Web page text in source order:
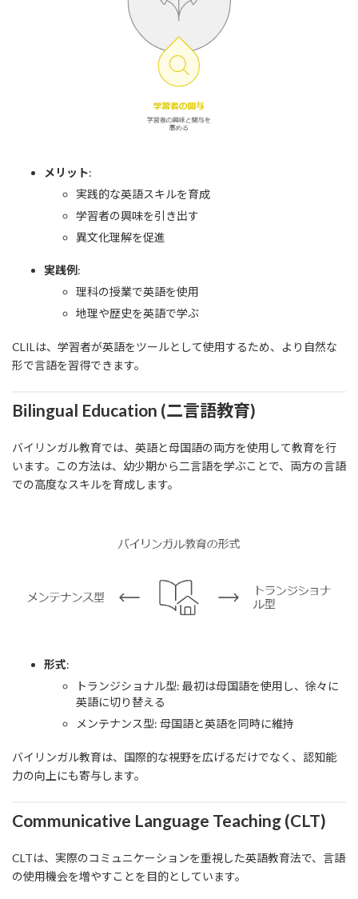
メリット:
実践的な英語スキルを育成
学習者の興味を引き出す
異文化理解を促進
実践例 :
理科の授業で英語を使用
地理や歴史を英語で学ぶ
CLILは、学習者が英語をツールとして使用するため、より自然な
形で言語を習得できます。
Bilingual Education (二言語教育)
バイリンガル教育では、英語と母国語の両方を使用して教育を行
います。この方法は、幼少期から二言語を学ぶことで、両方の言語
での高度なスキルを育成します。
形式:
トランジショナル型: 最初は母国語を使用し、徐々に
英語に切り替える
メンテナンス型: 母国語と英語を同時に維持
バイリンガル教育は、国際的な視野を広げるだけでなく、認知能
力の向上にも寄与します。
Communicative Language Teaching (CLT)
CLTは、実際のコミュニケーションを重視した英語教育法で、言語
の使用機会を増やすことを目的としています。